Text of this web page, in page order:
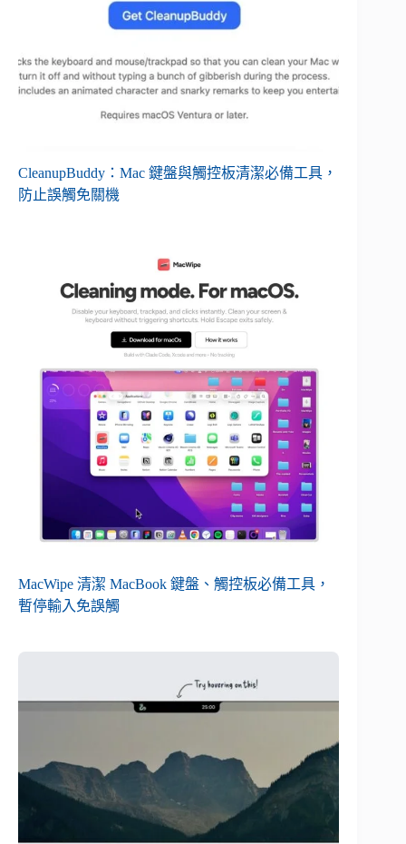
CleanupBuddy：Mac 鍵盤與觸控板清潔必備工具，
防止誤觸免關機
MacWipe 清潔 MacBook 鍵盤、觸控板必備工具，
暫停輸入免誤觸